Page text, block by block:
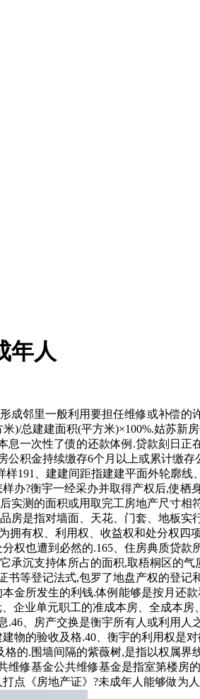
年人
邻里一般利用要担任维修或补偿的
总建建面积(平方米)×100%.姑苏新
一次性了债的还款体例.贷款刻日
积金持续缴存6个月以上或累计缴
191、建建间距指建建平面外轮廓
办?衡宇一经采办并取得产权后,使
测的面积或用取完工房地产尺寸
是指对墙面、天花、门套、地板实
有权、利用权、收益权和处分权四
权也遭到必然的.165、住房典质贷
沉支持体所占的面积,取梧桐区的
等登记法式,包罗了地盘产权的登
金所发生的利钱.体例能够是按月还
企业单元职工的准成本房、全成本
、房产交换是衡宇所有人或利用
物的验收及格.40、衡宇的利用权是
的.围墙间隔的紫薇树,是指以权属
修基金公共维修基金是指室第楼房
点《房地产证》?未成年人能够做为